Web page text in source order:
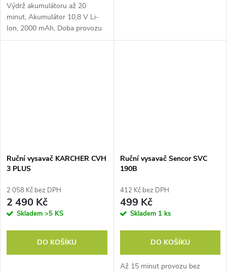
Výdrž akumulátoru až 20
minut, Akumulátor 10,8 V Li-
Ion, 2000 mAh, Doba provozu
(min.): 20, Akumulátor 10,8 V
Ruční vysavač KARCHER CVH
3 PLUS
2 058 Kč bez DPH
2 490 Kč
Skladem >5 KS
DO KOŠÍKU
Ruční vysavač Sencor SVC
190B
412 Kč bez DPH
499 Kč
Skladem 1 ks
DO KOŠÍKU
Až 15 minut provozu bez